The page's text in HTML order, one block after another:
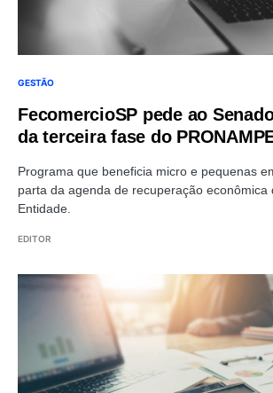
GESTÃO
FecomercioSP pede ao
da terceira fase do
Programa que beneficia micro e pequenas
parta da agenda de recuperação econômica
Entidade.
EDITOR